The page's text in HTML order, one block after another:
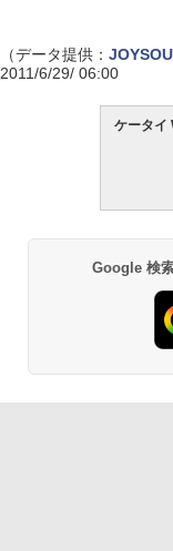
（データ提供：
2011/6/29/ 06:00
ケータイ
Google 検